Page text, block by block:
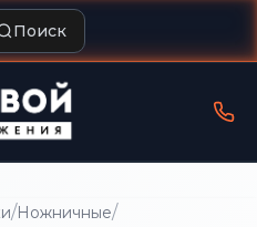
Поиск
/Ножничные/